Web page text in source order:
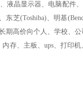
晶显示器、电脑配件
东芝(Toshiba)、明基
高价向个人、学校、
存、主板、ups、打印